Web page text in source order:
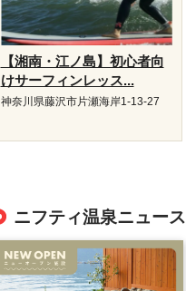
【湘南・江ノ島】初心者向
けサーフィンレッス...
神奈川県藤沢市片瀬海岸1-13-27
ニフティ温泉ニュース